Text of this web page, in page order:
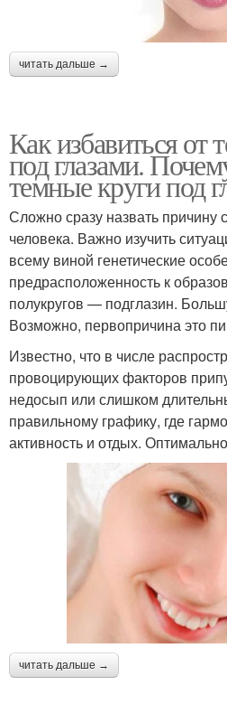
читать дальше →
Как избавиться от
под глазами.
темные круги под
Сложно сразу назвать причину
человека. Важно изучить
всему виной генетические
предрасположенность к
полукругов — подглазин.
Возможно, первопричина это
Известно, что в числе
провоцирующих факторов
недосып или слишком
правильному графику, где
активность и отдых.
читать дальше →